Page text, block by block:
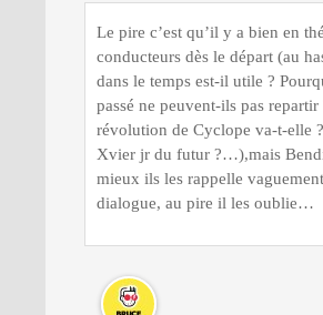
Le pire c’est qu’il y a bien en
conducteurs dès le départ (au
dans le temps est-il utile ?
passé ne peuvent-ils pas repartir
révolution de Cyclope va-t-elle
Xvier jr du futur ?…),mais
mieux ils les rappelle
dialogue, au pire il les oublie…